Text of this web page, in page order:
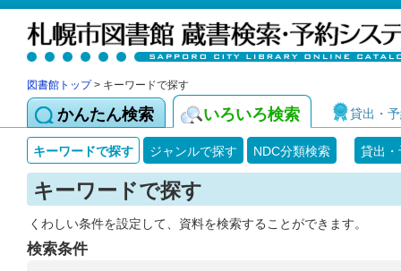
図書館トップ> キーワードで探す
かんたん検索 いろいろ検索 貸出・
キーワードで探す ジャンルで探す NDC分類検索 貸出
キーワードで探す
くわしい条件を設定して、資料を検索することができます。
検索条件